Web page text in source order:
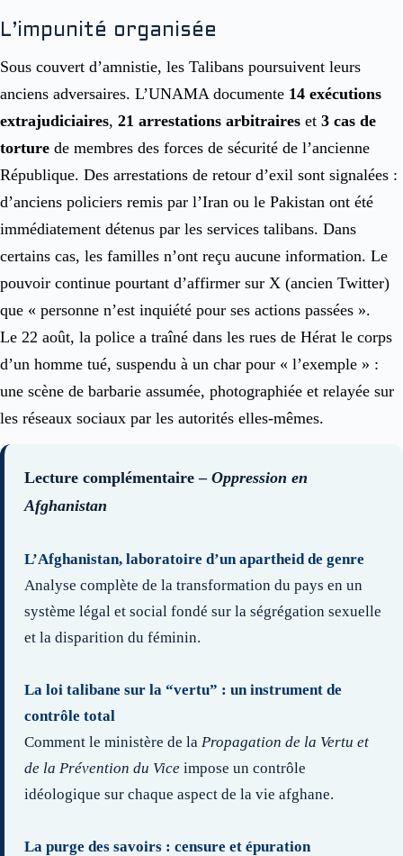
L’impunité organisée
Sous couvert d’amnistie, les Talibans poursuivent leurs
anciens adversaires. L’UNAMA documente 14 exécutions
extrajudiciaires, 21 arrestations arbitraires et 3 cas de
torture de membres des forces de sécurité de l’ancienne
République. Des arrestations de retour d’exil sont signalées :
d’anciens policiers remis par l’Iran ou le Pakistan ont été
immédiatement détenus par les services talibans. Dans
certains cas, les familles n’ont reçu aucune information. Le
pouvoir continue pourtant d’affirmer sur X (ancien Twitter)
que « personne n’est inquiété pour ses actions passées ».
Le 22 août, la police a traîné dans les rues de Hérat le corps
d’un homme tué, suspendu à un char pour « l’exemple » :
une scène de barbarie assumée, photographiée et relayée sur
les réseaux sociaux par les autorités elles-mêmes.
Lecture complémentaire – Oppression en
Afghanistan
L’Afghanistan, laboratoire d’un apartheid de genre
Analyse complète de la transformation du pays en un
système légal et social fondé sur la ségrégation sexuelle
et la disparition du féminin.
La loi talibane sur la “vertu” : un instrument de
contrôle total
Comment le ministère de la Propagation de la Vertu et
de la Prévention du Vice impose un contrôle
idéologique sur chaque aspect de la vie afghane.
La purge des savoirs : censure et épuration